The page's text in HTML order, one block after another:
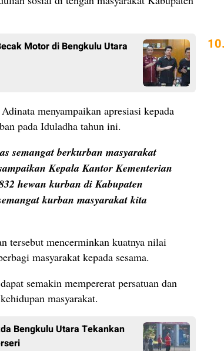
Motor di Bengkulu Utara
menyampaikan apresiasi kepada
pada Iduladha tahun ini.
semangat berkurban masyarakat
Kepala Kantor Kementerian
hewan kurban di Kabupaten
kurban masyarakat kita
tersebut mencerminkan kuatnya nilai
masyarakat kepada sesama.
semakin mempererat persatuan dan
masyarakat.
Bengkulu Utara Tekankan
10.